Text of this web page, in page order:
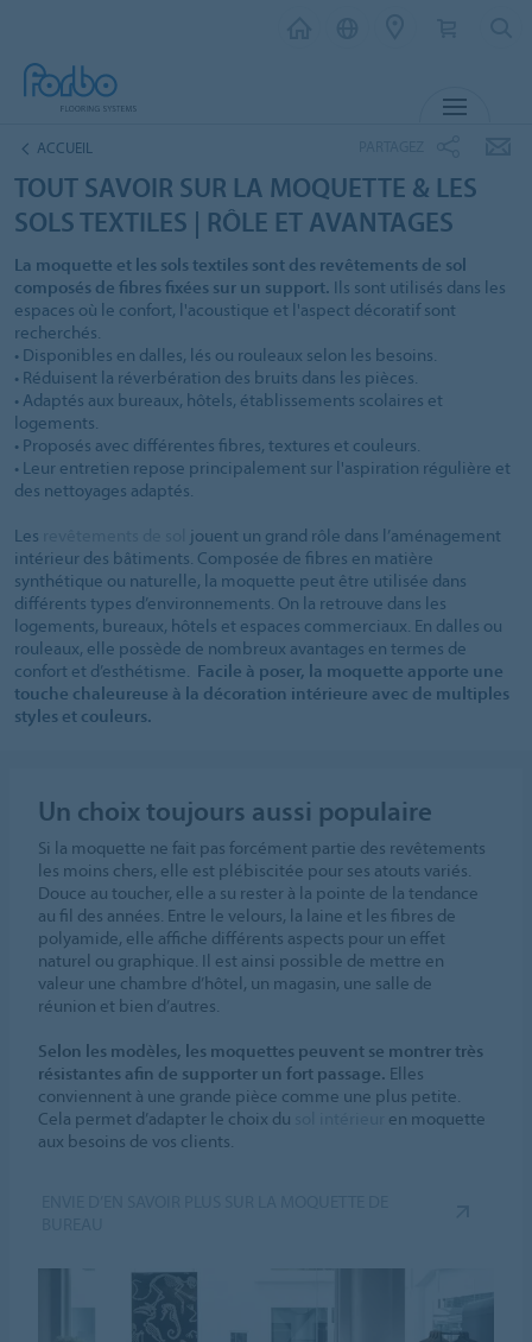
ACCUEIL
TOUT SAVOIR SUR LA MOQUETTE & LES
SOLS TEXTILES | RÔLE ET AVANTAGES
La moquette et les sols textiles sont des revêtements de sol
composés de fibres fixées sur un support. Ils sont utilisés dans les
espaces où le confort, l'acoustique et l'aspect décoratif sont
recherchés.
• Disponibles en dalles, lés ou rouleaux selon les besoins.
• Réduisent la réverbération des bruits dans les pièces.
• Adaptés aux bureaux, hôtels, établissements scolaires et
logements.
• Proposés avec différentes fibres, textures et couleurs.
• Leur entretien repose principalement sur l'aspiration régulière et
des nettoyages adaptés.
Les
jouent un grand rôle dans l’aménagement
intérieur des bâtiments. Composée de fibres en matière
synthétique ou naturelle, la moquette peut être utilisée dans
différents types d’environnements. On la retrouve dans les
logements, bureaux, hôtels et espaces commerciaux. En dalles ou
rouleaux, elle possède de nombreux avantages en termes de
confort et d’esthétisme. Facile à poser, la moquette apporte une
touche chaleureuse à la décoration intérieure avec de multiples
styles et couleurs.
Un choix toujours aussi populaire
Si la moquette ne fait pas forcément partie des revêtements
les moins chers, elle est plébiscitée pour ses atouts variés.
Douce au toucher, elle a su rester à la pointe de la tendance
au fil des années. Entre le velours, la laine et les fibres de
polyamide, elle affiche différents aspects pour un effet
naturel ou graphique. Il est ainsi possible de mettre en
valeur une chambre d’hôtel, un magasin, une salle de
réunion et bien d’autres.
Selon les modèles, les moquettes peuvent se montrer très
résistantes afin de supporter un fort passage. Elles
conviennent à une grande pièce comme une plus petite.
Cela permet d’adapter le choix du
en moquette
aux besoins de vos clients.